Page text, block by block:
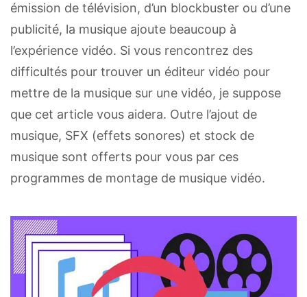
émission de télévision, d’un blockbuster ou d’une
publicité, la musique ajoute beaucoup à
l’expérience vidéo. Si vous rencontrez des
difficultés pour trouver un éditeur vidéo pour
mettre de la musique sur une vidéo, je suppose
que cet article vous aidera. Outre l’ajout de
musique, SFX (effets sonores) et stock de
musique sont offerts pour vous par ces
programmes de montage de musique vidéo.